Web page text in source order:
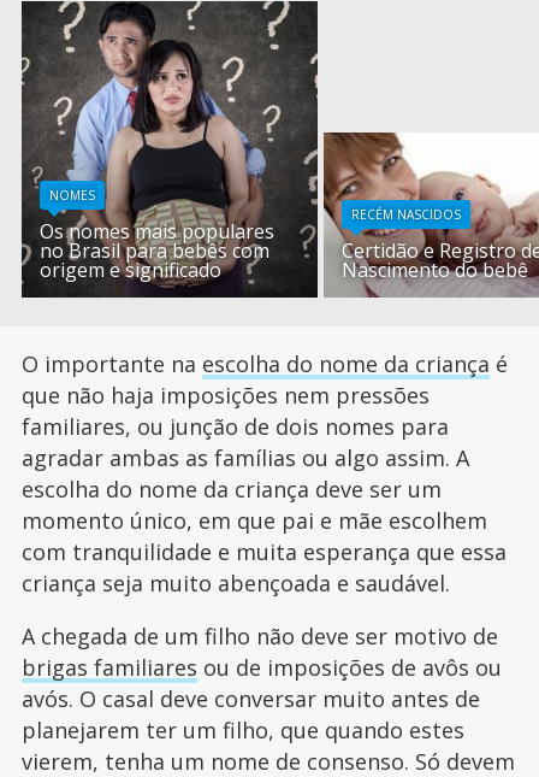
NOMES
Os nomes mais populares
no Brasil para bebês com
origem e significado
RECÉM NASCIDOS
Certidão e Registro
Nascimento do bebê
O importante na escolha do nome da criança é
que não haja imposições nem pressões
familiares, ou junção de dois nomes para
agradar ambas as famílias ou algo assim. A
escolha do nome da criança deve ser um
momento único, em que pai e mãe escolhem
com tranquilidade e muita esperança que essa
criança seja muito abençoada e saudável.
A chegada de um filho não deve ser motivo de
brigas familiares ou de imposições de avôs ou
avós. O casal deve conversar muito antes de
planejarem ter um filho, que quando estes
vierem, tenha um nome de consenso. Só devem